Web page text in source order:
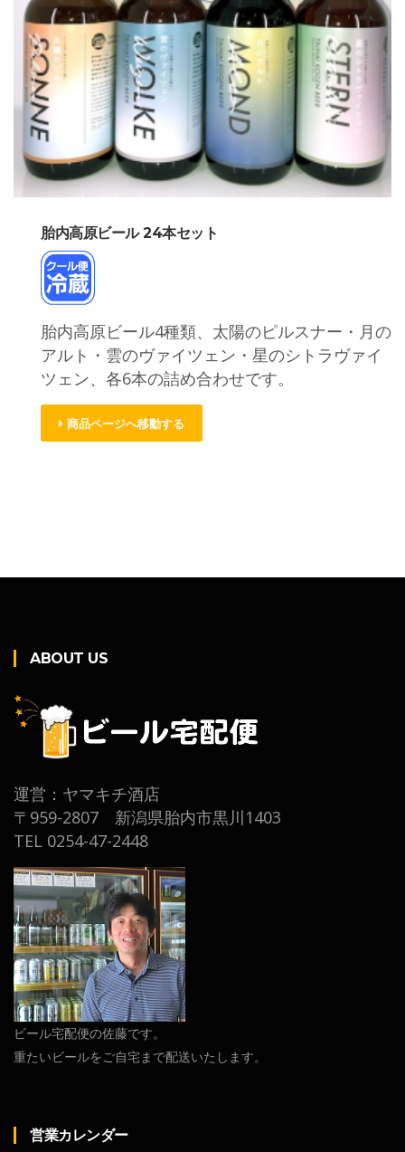
胎内高原ビール 24本セット
胎内高原ビール4種類、太陽のピルスナー・月の
アルト・雲のヴァイツェン・星のシトラヴァイ
ツェン、各6本の詰め合わせです。
商品ページへ移動する
ABOUT US
運営：ヤマキチ酒店
〒959-2807 新潟県胎内市黒川1403
TEL 0254-47-2448
ビール宅配便の佐藤です。
重たいビールをご自宅まで配送いたします。
営業カレンダー